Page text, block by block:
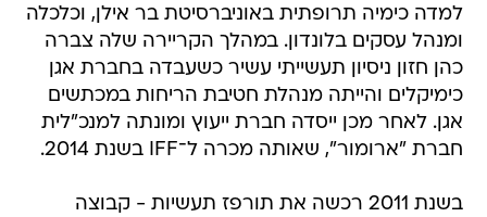
למדה כימיה תרופתית באוניברסיטת בר אילן, וכלכלה
ומנהל עסקים בלונדון. במהלך הקריירה שלה צברה
כהן חזון ניסיון תעשייתי עשיר כשעבדה בחברת אגן
כימיקלים והייתה מנהלת חטיבת הריחות במכתשים
אגן. לאחר מכן ייסדה חברת ייעוץ ומונתה למנכ"לית
חברת "ארומור", שאותה מכרה ל־IFF בשנת 2014.
בשנת 2011 רכשה את תורפז תעשיות - קבוצה